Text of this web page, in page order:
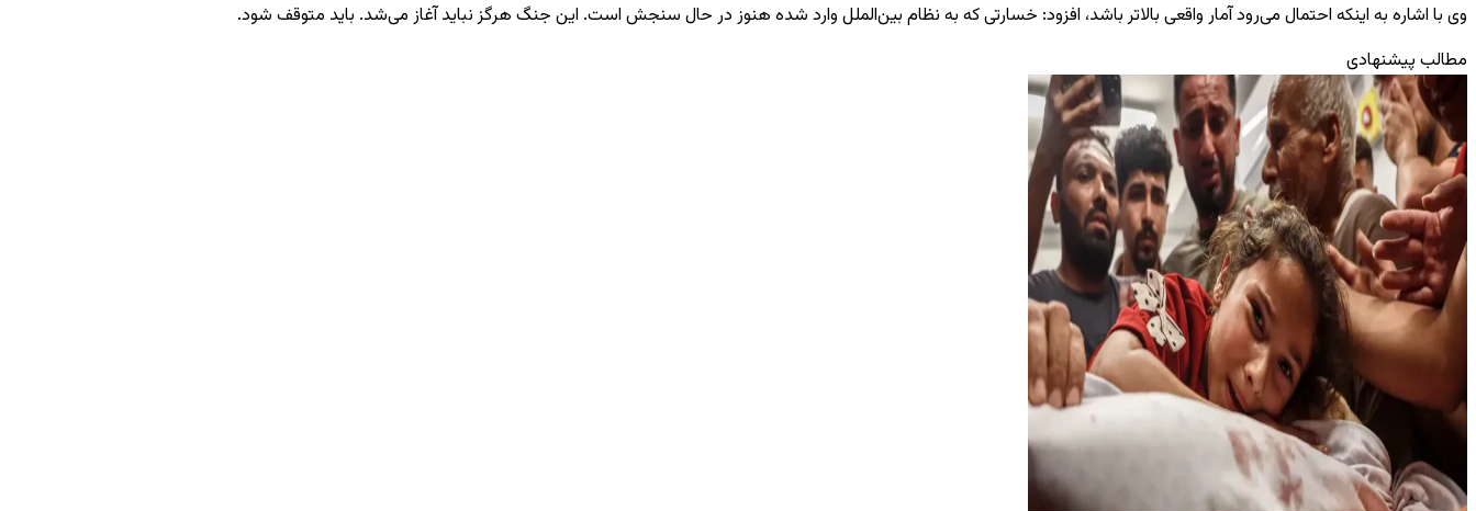
وی با اشاره به اینکه احتمال می‌رود آمار واقعی بالاتر باشد، افزود: خسارتی که به نظام بین‌الملل وارد شده هنوز در حال سنجش است. این جنگ هرگز نباید آغاز می‌شد. باید متوقف شود.
مطالب پیشنهادی